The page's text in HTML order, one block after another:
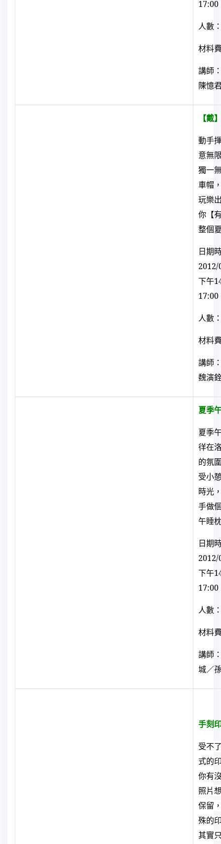
17:00
人數
材料
講師
陳憶
【戴
動手
意無
獨一
車帽
玩樂
你【
整個
日期
下午
17:00
人數
材料
講師
魏演
夏季
夏季
徉在
的氛
受小
時光
手做
午睡
日期
下午
17:00
人數
材料
講師
城／
手刻
受不
式的
你有
照片
保留
殊的
其實